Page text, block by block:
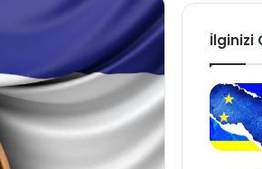
İlginizi